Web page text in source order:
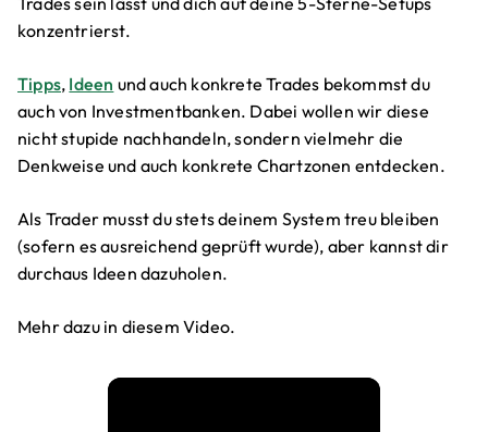
konzentrierst.
Tipps, Ideen und auch konkrete Trades bekommst du
auch von Investmentbanken. Dabei wollen wir diese
nicht stupide nachhandeln, sondern vielmehr die
Denkweise und auch konkrete Chartzonen entdecken.
Als Trader musst du stets deinem System treu bleiben
(sofern es ausreichend geprüft wurde), aber kannst dir
durchaus Ideen dazuholen.
Mehr dazu in diesem Video.